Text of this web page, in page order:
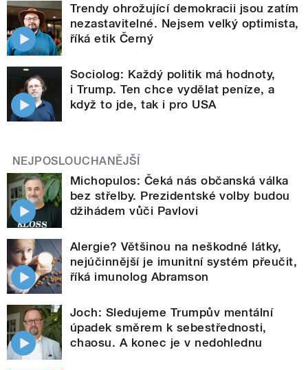
Trendy ohrožující demokracii jsou zatím
nezastavitelné. Nejsem velký optimista,
říká etik Černý
Sociolog: Každý politik má hodnoty,
i Trump. Ten chce vydělat peníze, a
když to jde, tak i pro USA
NEJPOSLOUCHANĚJŠÍ
Michopulos: Čeká nás občanská válka
bez střelby. Prezidentské volby budou
džihádem vůči Pavlovi
Alergie? Většinou na neškodné látky,
nejúčinnější je imunitní systém přeučit,
říká imunolog Abramson
Joch: Sledujeme Trumpův mentální
úpadek směrem k sebestřednosti,
chaosu. A konec je v nedohlednu